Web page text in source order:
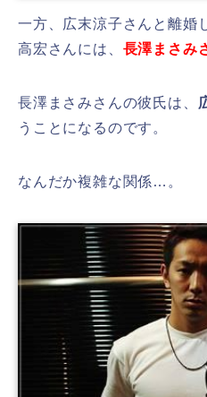
一方、広末涼子さんと離婚
高宏さんには、 長澤まさみ
長澤まさみさんの彼氏は、
うことになるのです。
なんだか複雑な関係…。